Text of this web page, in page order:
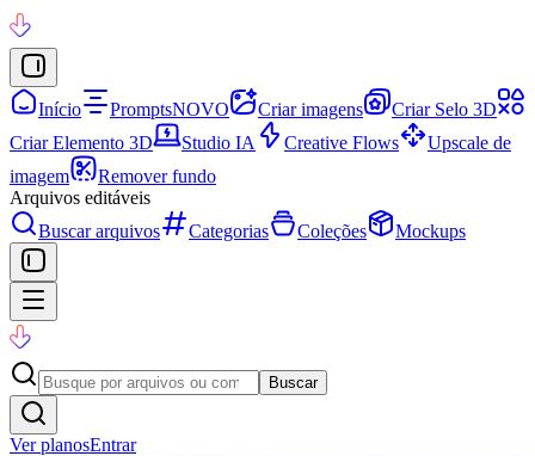
Início PromptsNOVO Criar imagens
Criar Selo 3D
Criar Elemento 3D
Studio IA Creative Flows
Upscale de
imagem
Remover fundo
Arquivos editáveis
Buscar arquivos
Categorias Coleções Mockups
Buscar
Ver planosEntrar